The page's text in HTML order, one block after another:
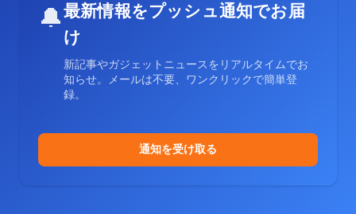
🔔最新情報をプッシュ通知でお届
け
新記事やガジェットニュースをリアルタイムでお
知らせ。メールは不要、ワンクリックで簡単登
録。
通知を受け取る